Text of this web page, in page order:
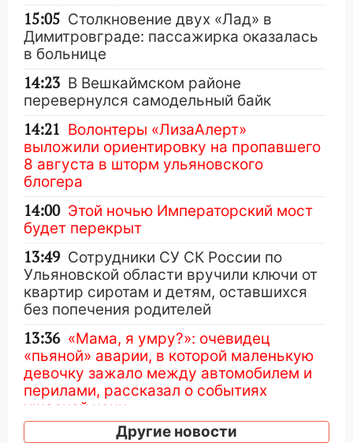
15:05 Столкновение двух «Лад» в
Димитровграде: пассажирка оказалась
в больнице
14:23 В Вешкаймском районе
перевернулся самодельный байк
14:21 Волонтеры «ЛизаАлерт»
выложили ориентировку на пропавшего
8 августа в шторм ульяновского
блогера
14:00 Этой ночью Императорский мост
будет перекрыт
13:49 Сотрудники СУ СК России по
Ульяновской области вручили ключи от
квартир сиротам и детям, оставшихся
без попечения родителей
13:36 «Мама, я умру?»: очевидец
«пьяной» аварии, в которой маленькую
девочку зажало между автомобилем и
перилами, рассказал о событиях
ужасной ночи
13:05 17-летний парень находился за
Другие новости